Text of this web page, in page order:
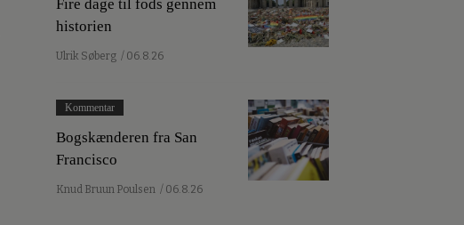
Fire dage til fods gennem
historien
Ulrik Søberg / 06.8.26
Kommentar
Bogskænderen fra San
Francisco
Knud Bruun Poulsen / 06.8.26